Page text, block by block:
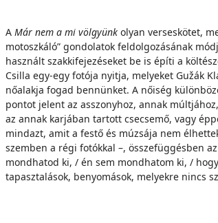
A Már nem a mi völgyünk olyan verseskötet,
motoszkáló” gondolatok feldolgozásának
használt szakkifejezéseket be is építi a
Csilla egy-egy fotója nyitja, melyeket Gužák
nőalakja fogad bennünket. A nőiség
pontot jelent az asszonyhoz, annak
az annak karjában tartott csecsemő, vagy
mindazt, amit a festő és múzsája nem
szemben a régi fotókkal –, összefüggésben
mondhatod ki, / én sem mondhatom ki, /
tapasztalások, benyomások, melyekre nincs